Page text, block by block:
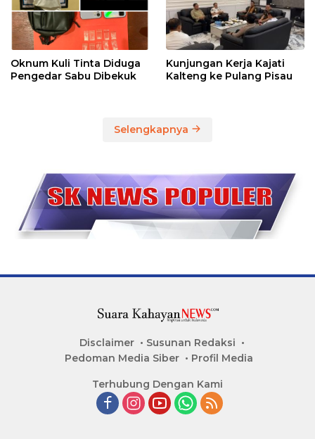
Oknum Kuli Tinta Diduga
Pengedar Sabu Dibekuk
Kunjungan Kerja Kajati
Kalteng ke Pulang Pisau
Selengkapnya
Disclaimer
Susunan Redaksi
Pedoman Media Siber
Profil Media
Terhubung Dengan Kami